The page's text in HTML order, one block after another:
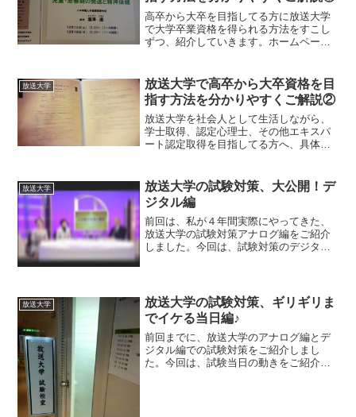
高卒から大卒を目指してる方に放送大学
で大学卒業資格を得られる方法をすこし
ずつ、紹介していきます。ホームページ
して、紹介しますね。① 放送大学とは？
放送大学は通信制の大学...
放送大学
放送大学で高卒から大卒資格を目
指す方法を分かりやすくご解説②
放送大学を社会人として生活しながら、
学士取得、認定心理士、その他エキスパ
ート認定取得を目指してる方へ、具体的
いきましょう。① 放送大学に入れる機会
は年に２回まずは、こ...
放送大学
放送大学の試験対策、大公開！デ
ジタル編
前回は、私が４年間実際にやってきた、
放送大学の試験対策アナログ編をご紹介
しました。今回は、試験対策のデジタル
マホの活用スマホは主...
放送大学
放送大学の試験対策、ギリギリま
でイケる当日編♪
前回までに、放送大学のアナログ編とデ
ジタル編での試験対策をご紹介しまし
た。今回は、試験当日の動きをご紹介し